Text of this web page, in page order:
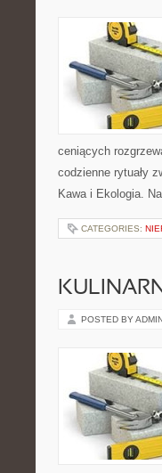
ceniących
codzienne rytuały
Kawa i Ekologia.
CATEGORIES:
POSTED BY